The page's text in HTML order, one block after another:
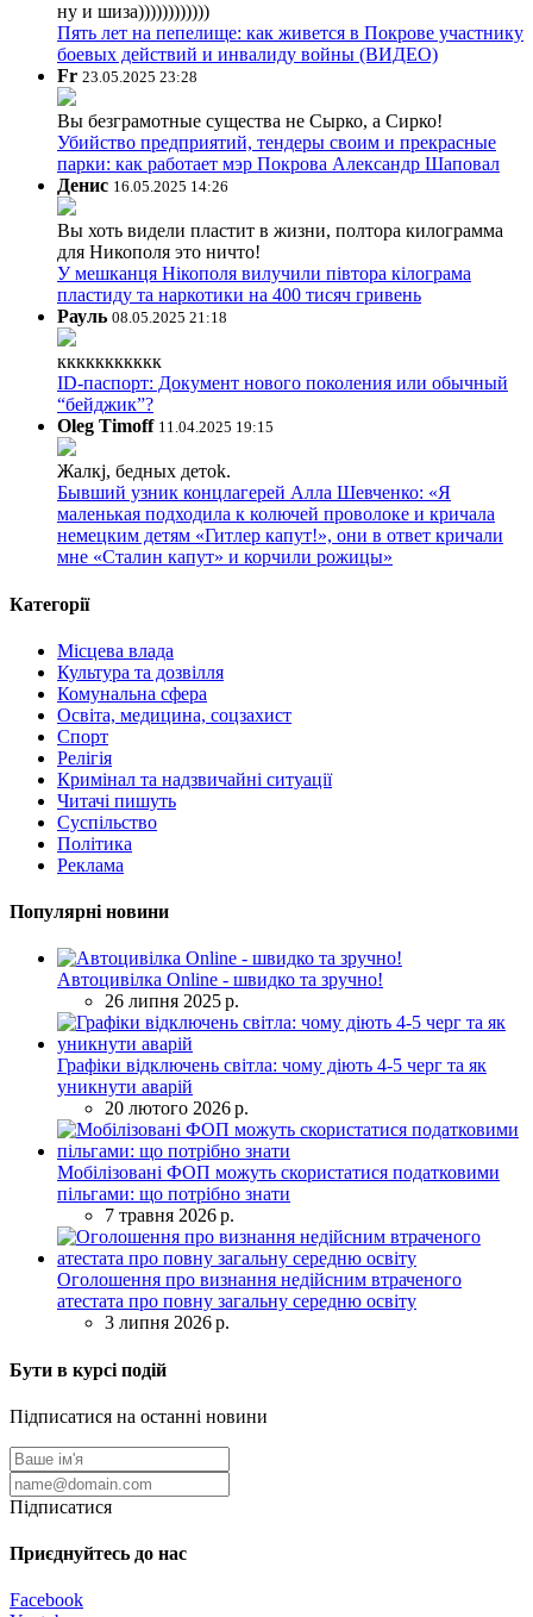
ну и шиза))))))))))))
Пять лет на пепелище: как живется в Покрове участнику
боевых действий и инвалиду войны (ВИДЕО)
Fr 23.05.2025 23:28
Вы безграмотные существа не Сырко, а Сирко!
Убийство предприятий, тендеры своим и прекрасные
парки: как работает мэр Покрова Александр Шаповал
Денис 16.05.2025 14:26
Вы хоть видели пластит в жизни, полтора килограмма
для Никополя это ничто!
У мешканця Нікополя вилучили півтора кілограма
пластиду та наркотики на 400 тисяч гривень
Рауль 08.05.2025 21:18
ккккккккккк
ID-паспорт: Документ нового поколения или обычный
“бейджик”?
Oleg Timoff 11.04.2025 19:15
Жалкj, бедных детok.
Бывший узник концлагерей Алла Шевченко: «Я
маленькая подходила к колючей проволоке и кричала
немецким детям «Гитлер капут!», они в ответ кричали
мне «Сталин капут» и корчили рожицы»
Категорії
Місцева влада
Культура та дозвілля
Комунальна сфера
Освіта, медицина, соцзахист
Спорт
Релігія
Кримінал та надзвичайні ситуації
Читачі пишуть
Суспільство
Політика
Реклама
Популярні новини
Автоцивілка Online - швидко та зручно!
26 липня 2025 р.
Графіки відключень світла: чому діють 4-5 черг та як
уникнути аварій
20 лютого 2026 р.
Мобілізовані ФОП можуть скористатися податковими
пільгами: що потрібно знати
7 травня 2026 р.
Оголошення про визнання недійсним втраченого
атестата про повну загальну середню освіту
3 липня 2026 р.
Бути в курсі подій
Підписатися на останні новини
Підписатися
Приєднуйтесь до нас
Facebook